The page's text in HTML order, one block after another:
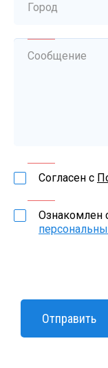
Город
Сообщение
Согласен с
Ознакомлен
Отправить